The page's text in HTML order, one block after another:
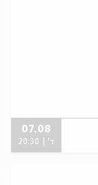
07.08
ד' | 20:30